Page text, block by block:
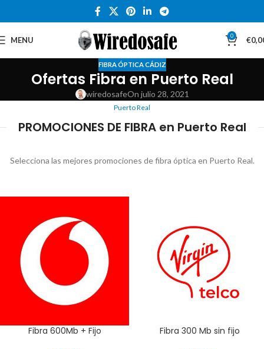
MENU 0 €
FIBRA ÓPTICA CÁDIZ
Ofertas Fibra en Puerto Real
wiredosafeOn julio 28, 2021
Puerto Real
PROMOCIONES DE FIBRA en Puerto Real
Selecciona las mejores promociones de fibra óptica en Puerto Real.
Fibra 600Mb + Fijo Fibra 300 Mb sin fijo